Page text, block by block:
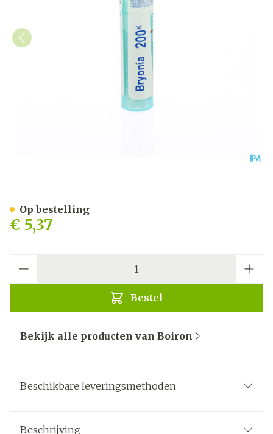
€ 5,37
Bestel
Op bestelling
Bekijk alle producten van Boiron
Beschikbare leveringsmethoden
Beschrijving